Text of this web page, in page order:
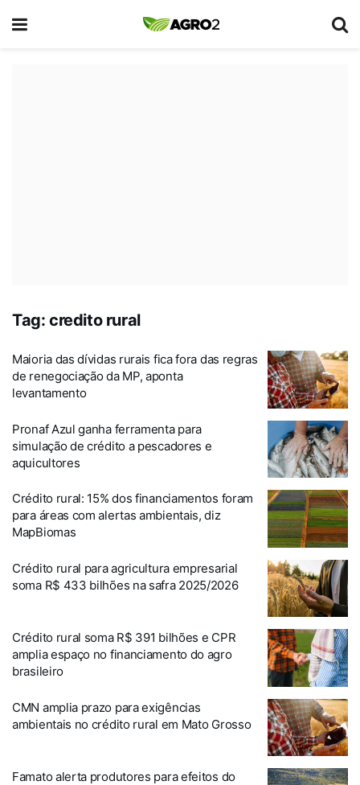
Tag: credito rural
Maioria das dívidas rurais fica fora das regras
de renegociação da MP, aponta
levantamento
Pronaf Azul ganha ferramenta para
simulação de crédito a pescadores e
aquicultores
Crédito rural: 15% dos financiamentos foram
para áreas com alertas ambientais, diz
MapBiomas
Crédito rural para agricultura empresarial
soma R$ 433 bilhões na safra 2025/2026
Crédito rural soma R$ 391 bilhões e CPR
amplia espaço no financiamento do agro
brasileiro
CMN amplia prazo para exigências
ambientais no crédito rural em Mato Grosso
Famato alerta produtores para efeitos do